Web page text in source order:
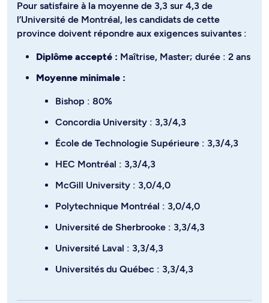
Pour satisfaire à la moyenne de 3,3 sur 4,3 de
l’Université de Montréal, les candidats de cette
province doivent répondre aux exigences suivantes :
Diplôme accepté : Maîtrise, Master; durée : 2 ans
Moyenne minimale :
Bishop : 80%
Concordia University : 3,3/4,3
École de Technologie Supérieure : 3,3/4,3
HEC Montréal : 3,3/4,3
McGill University : 3,0/4,0
Polytechnique Montréal : 3,0/4,0
Université de Sherbrooke : 3,3/4,3
Université Laval : 3,3/4,3
Universités du Québec : 3,3/4,3